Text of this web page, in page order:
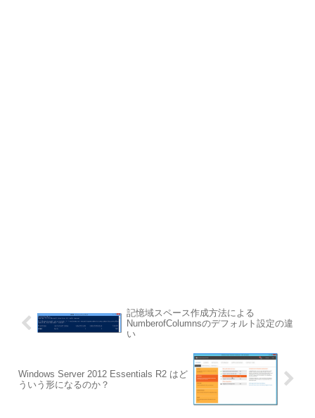
記憶域スペース作成方法による
NumberofColumnsのデフォルト設定の違
い
Windows Server 2012 Essentials R2 はど
ういう形になるのか？